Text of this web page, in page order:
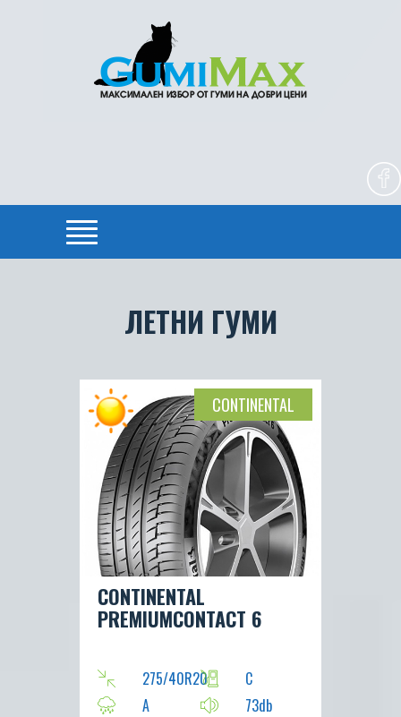
ЛЕТНИ ГУМИ
CONTINENTAL
PREMIUMCONTACT 6
275/40R20
C
A
73db
CONTINENTAL